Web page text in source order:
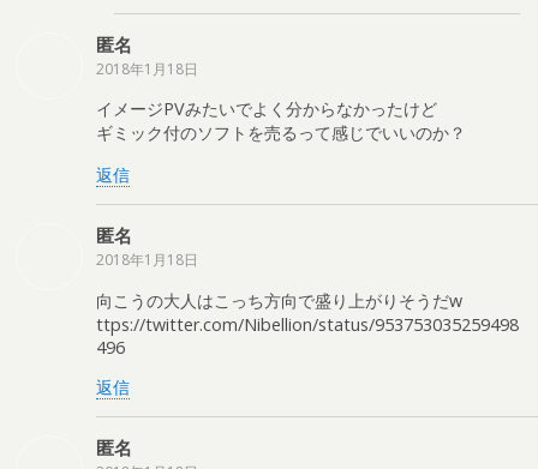
匿名
2018年1月18日
イメージPVみたいでよく分からなかったけど
ギミック付のソフトを売るって感じでいいのか？
返信
匿名
2018年1月18日
向こうの大人はこっち方向で盛り上がりそうだw
ttps://twitter.com/Nibellion/status/953753035259498
496
返信
匿名